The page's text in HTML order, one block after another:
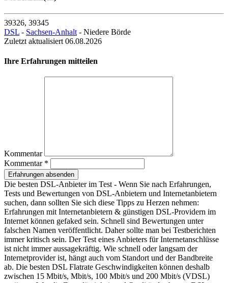
39326, 39345
DSL - Sachsen-Anhalt - Niedere Börde
Zuletzt aktualisiert 06.08.2026
Ihre Erfahrungen mitteilen
Kommentar
Kommentar *
Erfahrungen absenden
Die besten DSL-Anbieter im Test - Wenn Sie nach Erfahrungen,
Tests und Bewertungen von DSL-Anbietern und Internetanbietern
suchen, dann sollten Sie sich diese Tipps zu Herzen nehmen:
Erfahrungen mit Internetanbietern & günstigen DSL-Providern im
Internet können gefaked sein. Schnell sind Bewertungen unter
falschen Namen veröffentlicht. Daher sollte man bei Testberichten
immer kritisch sein. Der Test eines Anbieters für Internetanschlüsse
ist nicht immer aussagekräftig. Wie schnell oder langsam der
Internetprovider ist, hängt auch vom Standort und der Bandbreite
ab. Die besten DSL Flatrate Geschwindigkeiten können deshalb
zwischen 15 Mbit/s, Mbit/s, 100 Mbit/s und 200 Mbit/s (VDSL)